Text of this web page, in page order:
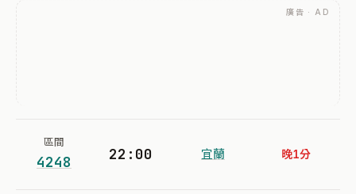
廣告 · AD
區間
4248 22:00 宜蘭 晚1分